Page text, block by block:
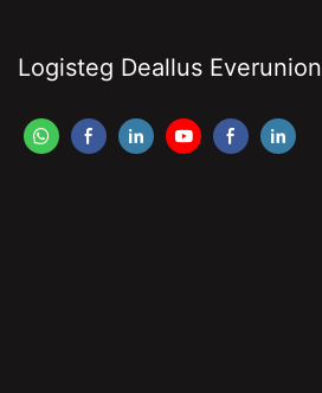
Logisteg Deallus Everunion